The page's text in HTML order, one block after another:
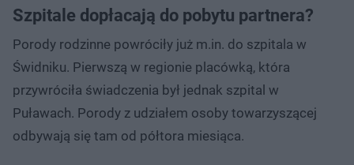
Szpitale dopłacają do pobytu partnera?
Porody rodzinne powróciły już m.in. do szpitala w
Świdniku. Pierwszą w regionie placówką, która
przywróciła świadczenia był jednak szpital w
Puławach. Porody z udziałem osoby towarzyszącej
odbywają się tam od półtora miesiąca.